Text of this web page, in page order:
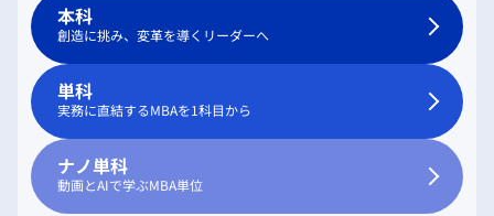
本科
創造に挑み、変革を導くリーダーへ
単科
実務に直結するMBAを1科目から
ナノ単科
動画とAIで学ぶMBA単位